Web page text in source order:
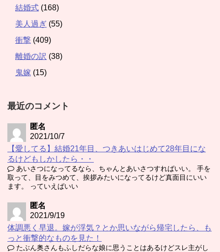
結婚式 (168)
美人過ぎ (55)
衝撃 (409)
離婚の訳 (38)
鬼嫁 (15)
最近のコメント
匿名
2021/10/7
【愛してる】結婚21年目、つきあいはじめて28年目にな
るけどもしかしたら・・
あいさつになってるなら、ちゃんとあいさつすればいい。 手を
取って、目をみつめて、挨拶みたいになってるけど真面目にいい
ます。 っていえばいい
匿名
2021/9/19
体調悪く早退。嫁が浮気？とか思いながら帰宅したら、も
っと衝撃的なものを見た！
たぶん奥さんもふしだらな娘に思うことはあるけどスレ主がし